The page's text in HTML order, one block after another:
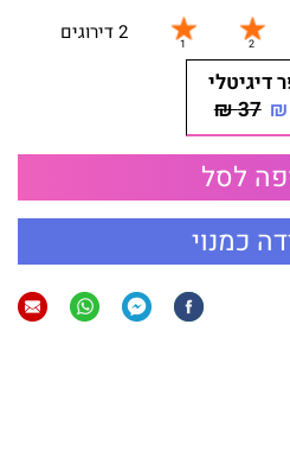
2 דירוגים
דיגיטלי
37 ₪
לסל
כמנוי